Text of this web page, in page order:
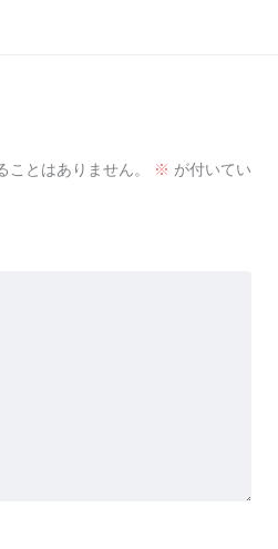
とはありません。 ※ が付いてい